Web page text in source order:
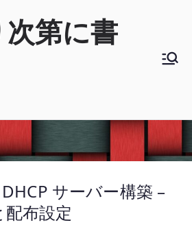
第に書
サーバー構築 –
布設定